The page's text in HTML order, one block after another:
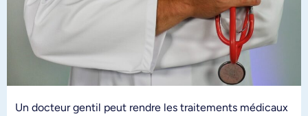
Un docteur gentil peut rendre les traitements médicaux